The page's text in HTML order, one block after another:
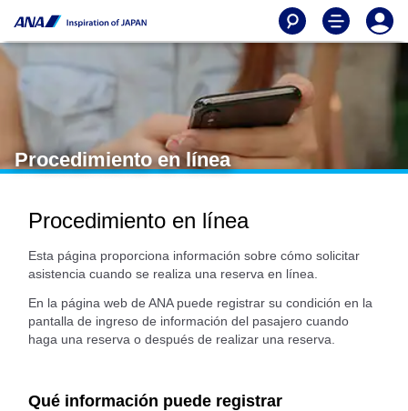
Procedimiento en línea
Procedimiento en línea
Esta página proporciona información sobre cómo solicitar
asistencia cuando se realiza una reserva en línea.
En la página web de ANA puede registrar su condición en la
pantalla de ingreso de información del pasajero cuando
haga una reserva o después de realizar una reserva.
Qué información puede registrar